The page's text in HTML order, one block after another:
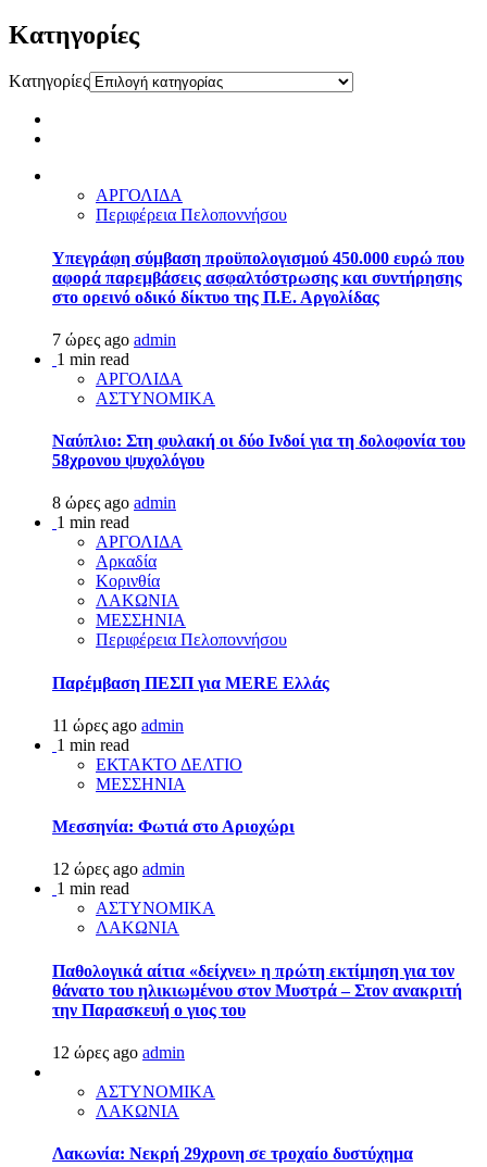
Kατηγορίες
Kατηγορίες
ΑΡΓΟΛΙΔΑ
Περιφέρεια Πελοποννήσου
Υπεγράφη σύμβαση προϋπολογισμού 450.000 ευρώ που
αφορά παρεμβάσεις ασφαλτόστρωσης και συντήρησης
στο ορεινό οδικό δίκτυο της Π.Ε. Αργολίδας
7 ώρες ago admin
1 min read
ΑΡΓΟΛΙΔΑ
ΑΣΤΥΝΟΜΙΚΑ
Ναύπλιο: Στη φυλακή οι δύο Ινδοί για τη δολοφονία του
58χρονου ψυχολόγου
8 ώρες ago admin
1 min read
ΑΡΓΟΛΙΔΑ
Αρκαδία
Κορινθία
ΛΑΚΩΝΙΑ
ΜΕΣΣΗΝΙΑ
Περιφέρεια Πελοποννήσου
Παρέμβαση ΠΕΣΠ για MERE Ελλάς
11 ώρες ago admin
1 min read
ΕΚΤΑΚΤΟ ΔΕΛΤΙΟ
ΜΕΣΣΗΝΙΑ
Μεσσηνία: Φωτιά στο Αριοχώρι
12 ώρες ago admin
1 min read
ΑΣΤΥΝΟΜΙΚΑ
ΛΑΚΩΝΙΑ
Παθολογικά αίτια «δείχνει» η πρώτη εκτίμηση για τον
θάνατο του ηλικιωμένου στον Μυστρά – Στον ανακριτή
την Παρασκευή ο γιος του
12 ώρες ago admin
ΑΣΤΥΝΟΜΙΚΑ
ΛΑΚΩΝΙΑ
Λακωνία: Νεκρή 29χρονη σε τροχαίο δυστύχημα